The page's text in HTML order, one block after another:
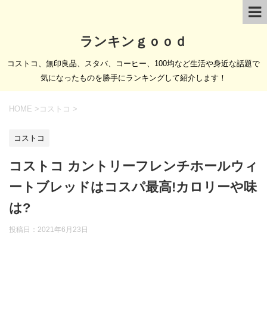
ランキンｇｏｏｄ
コストコ、無印良品、スタバ、コーヒー、100均など生活や身近な話題で
気になったものを勝手にランキングして紹介します！
HOME > コストコ >
コストコ
コストコ カントリーフレンチホールウィ
ートブレッドはコスパ最高!カロリーや味
は?
投稿日： 2021年6月23日